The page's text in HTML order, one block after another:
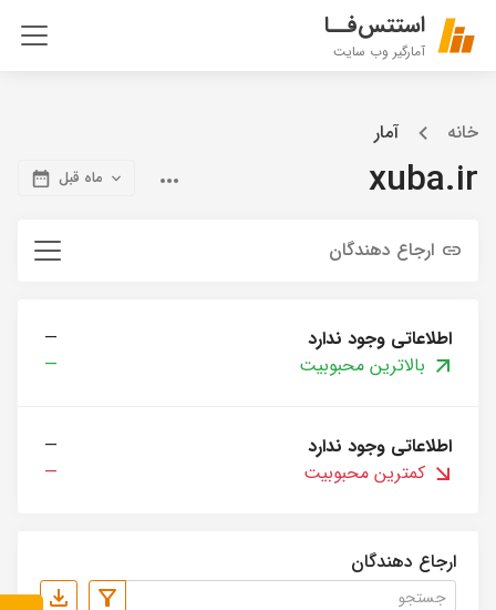
استتس‌فــا
آمارگیر وب سایت
خانه آمار
xuba.ir ماه قبل
ارجاع دهندگان
اطلاعاتی وجود ندارد
—
بالاترین محبوبیت
—
اطلاعاتی وجود ندارد
—
کمترین محبوبیت
—
ارجاع دهندگان